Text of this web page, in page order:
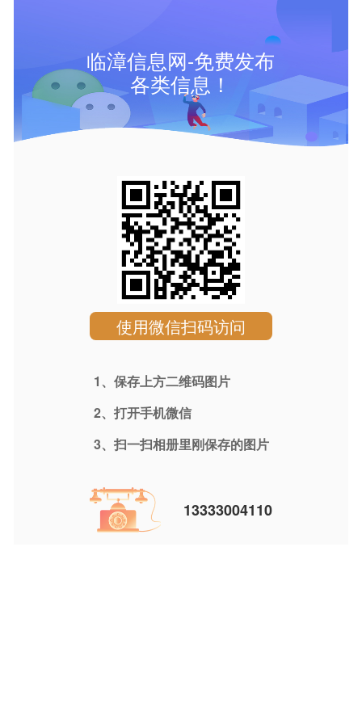
临漳信息网-免费发布
各类信息！
使用微信扫码访问
1、保存上方二维码图片
2、打开手机微信
3、扫一扫相册里刚保存的图片
13333004110